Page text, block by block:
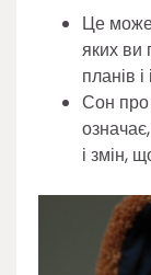
Це може
яких ви
планів і
Сон
і змін,